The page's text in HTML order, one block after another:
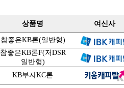
상품명 여신사
참좋은KB론(일반형)
참좋은KB론F(저DSR
일반형)
KB부자KC론